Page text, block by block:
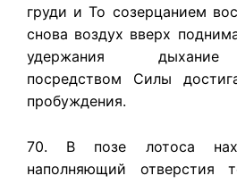
груди и То созерцанием
снова воздух вверх
удержания дыхание
посредством Силы
пробуждения.
70. В позе лотоса
наполняющий отверстия